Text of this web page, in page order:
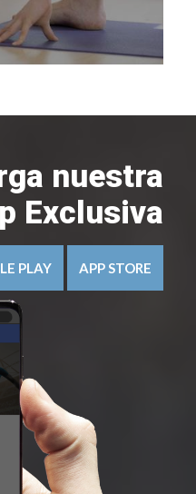
nuestra
Exclusiva
PLAY APP STORE